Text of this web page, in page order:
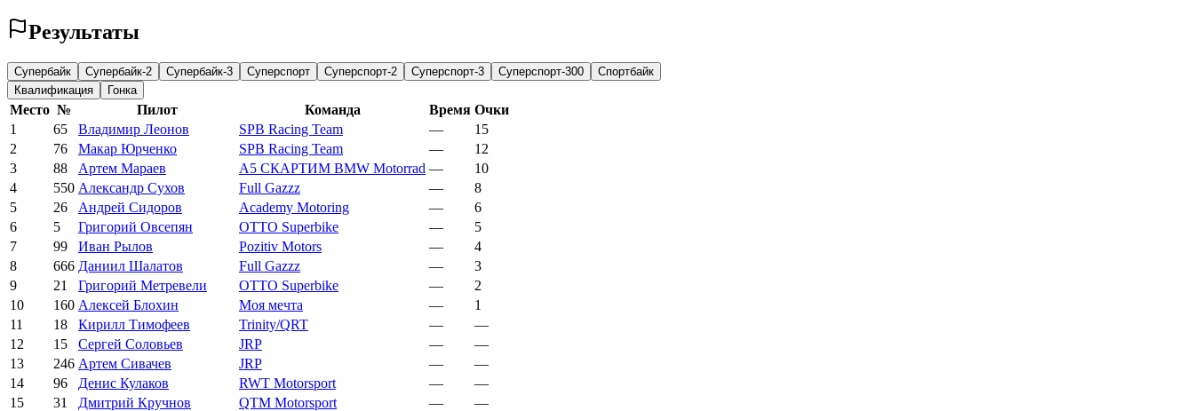
Результаты
Супербайк Супербайк-2 Супербайк-3 Суперспорт Суперспорт-2 Суперспорт-3 Суперспорт-300
Спортбайк
Квалификация
Гонка
Место № Пилот Команда Время Очки
1
65 Владимир Леонов SPB Racing Team —
15
2
76 Макар Юрченко SPB Racing Team —
12
3
88 Артем Мараев А5 СКАРТИМ BMW Motorrad —
10
4
550 Александр Сухов Full Gazzz —
8
5
26 Андрей Сидоров Academy Motoring —
6
6
5 Григорий Овсепян OTTO Superbike —
5
7
99 Иван Рылов Pozitiv Motors —
4
8
666 Даниил Шалатов Full Gazzz —
3
9
21 Григорий Метревели OTTO Superbike —
2
10
160 Алексей Блохин Моя мечта —
1
11
18 Кирилл Тимофеев Trinity/QRT —
—
12
15 Сергей Соловьев JRP —
—
13
246 Артем Сивачев JRP —
—
14
96 Денис Кулаков RWT Motorsport —
—
15
31 Дмитрий Кручнов QTM Motorsport —
—